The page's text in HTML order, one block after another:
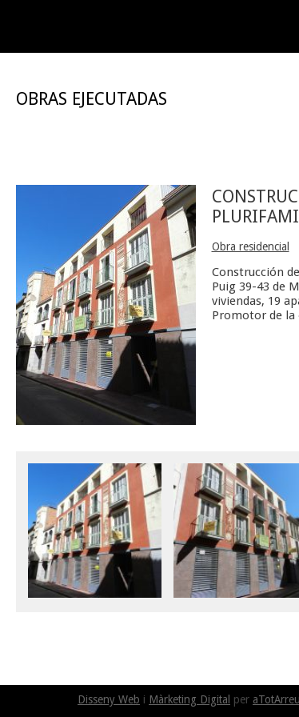
contentOBRAS EJECUTADAS
Obra residencial
Construcción
Puig 39-43 de
viviendas, 19
Promotor de la
Disseny Web i Màrketing Digital per